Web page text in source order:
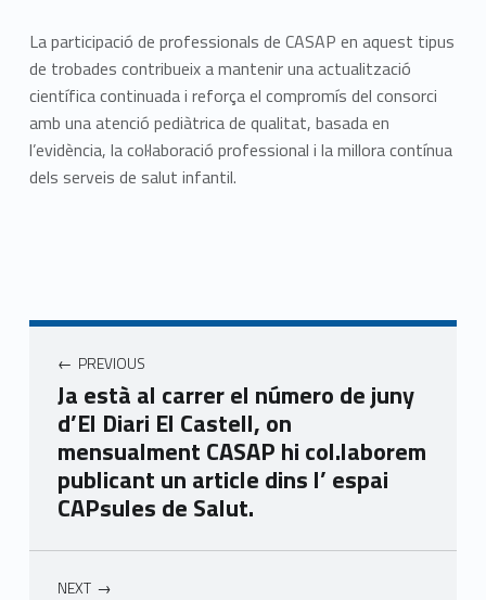
La participació de professionals de CASAP en aquest tipus
de trobades contribueix a mantenir una actualització
científica continuada i reforça el compromís del consorci
amb una atenció pediàtrica de qualitat, basada en
l’evidència, la col·laboració professional i la millora contínua
dels serveis de salut infantil.
Navegació d'entrades
PREVIOUS
Ja està al carrer el número de juny
d’El Diari El Castell, on
mensualment CASAP hi col.laborem
publicant un article dins l’ espai
CAPsules de Salut.
NEXT